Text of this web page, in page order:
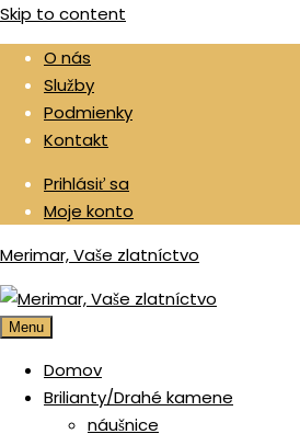
Skip to content
O nás
Služby
Podmienky
Kontakt
Prihlásiť sa
Moje konto
Merimar, Vaše zlatníctvo
Menu
Domov
Brilianty/Drahé kamene
náušnice